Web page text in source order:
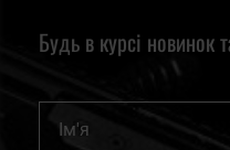
Будь в курсі новинок